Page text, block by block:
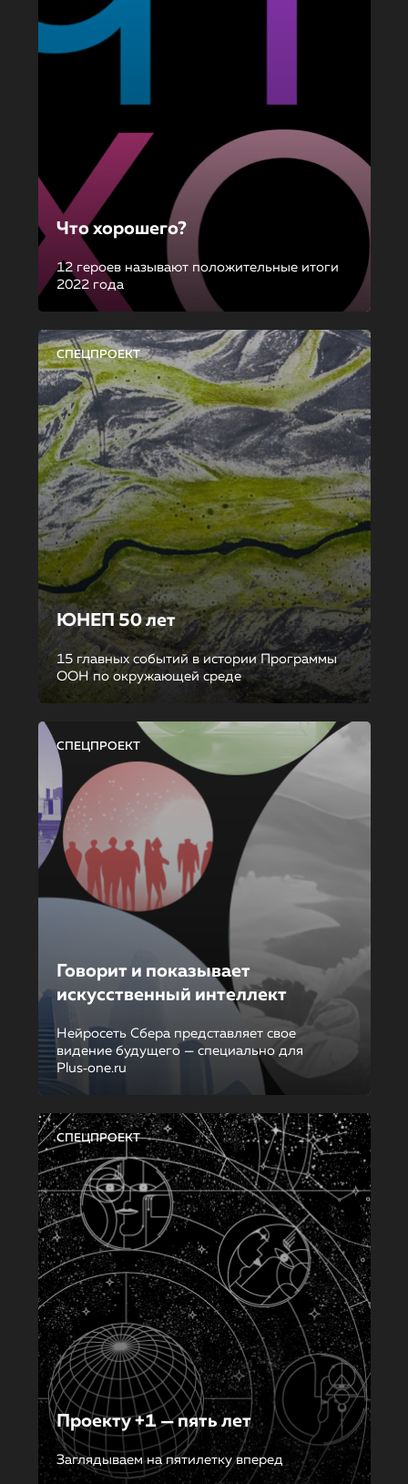
Что хорошего?
12 героев называют положительные итоги
2022 года
СПЕЦПРОЕКТ
ЮНЕП 50 лет
15 главных событий в истории Программы
ООН по окружающей среде
СПЕЦПРОЕКТ
Говорит и показывает
искусственный интеллект
Нейросеть Сбера представляет свое
видение будущего — специально для
Plus‑one.ru
СПЕЦПРОЕКТ
Проекту +1 — пять лет
Заглядываем на пятилетку вперед